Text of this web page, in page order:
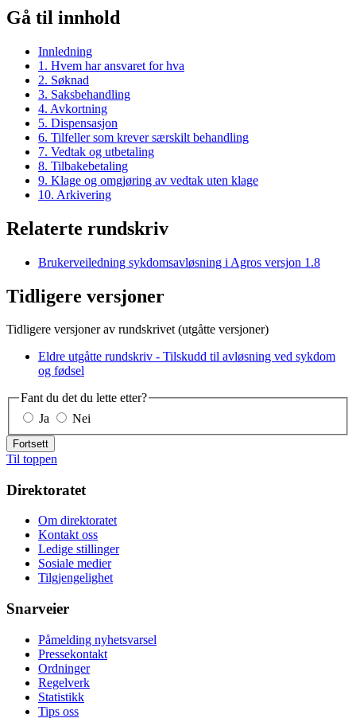
Gå til innhold
Innledning
1. Hvem har ansvaret for hva
2. Søknad
3. Saksbehandling
4. Avkortning
5. Dispensasjon
6. Tilfeller som krever særskilt behandling
7. Vedtak og utbetaling
8. Tilbakebetaling
9. Klage og omgjøring av vedtak uten klage
10. Arkivering
Relaterte rundskriv
Brukerveiledning sykdomsavløsning i Agros versjon 1.8
Tidligere versjoner
Tidligere versjoner av rundskrivet (utgåtte versjoner)
Eldre utgåtte rundskriv - Tilskudd til avløsning ved sykdom
og fødsel
Fant du det du lette etter?
Ja
Nei
Fortsett
Til toppen
Direktoratet
Om direktoratet
Kontakt oss
Ledige stillinger
Sosiale medier
Tilgjengelighet
Snarveier
Påmelding nyhetsvarsel
Pressekontakt
Ordninger
Regelverk
Statistikk
Tips oss